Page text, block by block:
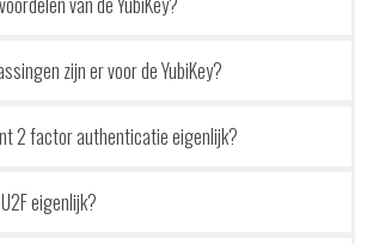
zijn er voor de YubiKey?
2 factor authenticatie eigenlijk?
eigenlijk?